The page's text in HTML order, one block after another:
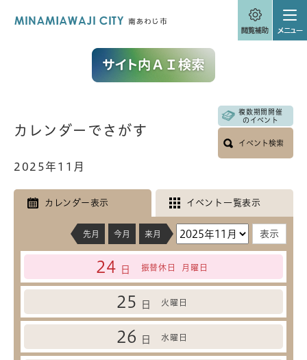
文
カレンダーでさがす
複数期間開催
のイベント
イベント検索
2025年11月
カレンダー表示 イベント一覧表示
先月 今月 来月
24 日 振替休日 月曜日
25 日 火曜日
26 日 水曜日